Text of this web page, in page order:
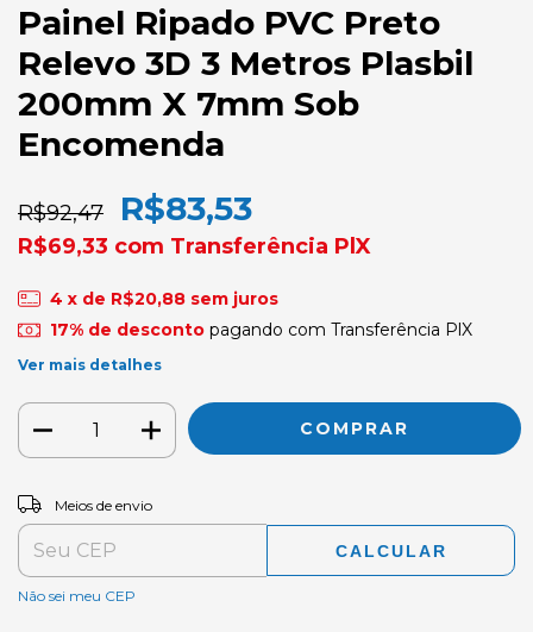
Painel Ripado PVC Preto
Relevo 3D 3 Metros Plasbil
200mm X 7mm Sob
Encomenda
R$92,47 R$83,53
R$69,33 com Transferência PlX
4 x de R$20,88 sem juros
17% de descontopagando com Transferência PlX
Ver mais detalhes
Entregas para o CEP:
Meios de envio
CALCULAR
Não sei meu CEP